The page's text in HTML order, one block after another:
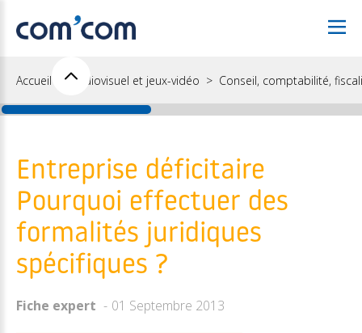
Accueil Audiovisuel et jeux-vidéo Conseil, comptabilité,
Entreprise déficitaire
Pourquoi effectuer des
formalités juridiques
spécifiques ?
Fiche expert 01 Septembre 2013